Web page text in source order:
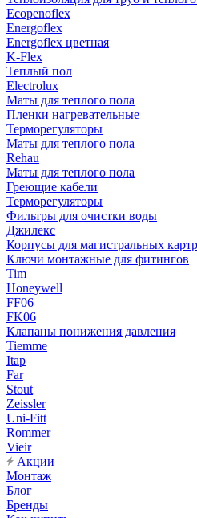
Ecopenoflex
Energoflex
Energoflex цветная
K-Flex
Теплый пол
Electrolux
Маты для теплого пола
Пленки нагревательные
Терморегуляторы
Маты для теплого пола
Rehau
Маты для теплого пола
Греющие кабели
Терморегуляторы
Фильтры для очистки воды
Джилекс
Корпусы для магистральных
Ключи монтажные для фитингов
Tim
Honeywell
FF06
FK06
Клапаны понижения давления
Tiemme
Itap
Far
Stout
Zeissler
Uni-Fitt
Rommer
Vieir
Акции
Монтаж
Блог
Бренды